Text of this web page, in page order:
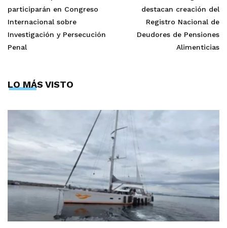
participarán en Congreso
Internacional sobre
Investigación y Persecución
Penal
destacan creación del
Registro Nacional de
Deudores de Pensiones
Alimenticias
LO MÁS VISTO